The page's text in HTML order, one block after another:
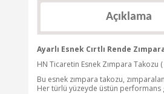
Açıklama
Ayarlı Esnek Cırtlı Rende
HN Ticaretin Esnek Zımpara Takozu
Bu esnek zımpara takozu,
Her türlü yüzeyde üstün performans